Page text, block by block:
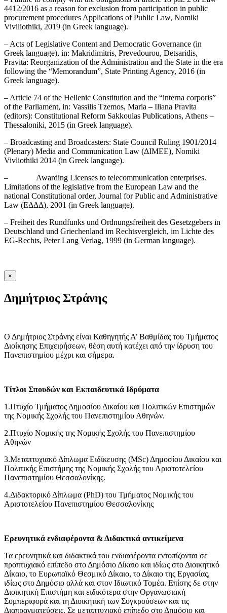
4412/2016 as a reason for exclusion from participation in public
procurement procedures Applications of Public Law, Nomiki
Viviliothiki, 2019 (in Greek language).
– Acts of Legislative Content and Democratic Governance (in
Greek language), in: Makridimitris, Prevedourou, Detsaridis,
Pravita: Reorganization of the Administration and the State in the era
following the “Memorandum”, State Printing Agency, 2016 (in
Greek language).
– Article 74 of the Hellenic Constitution and the “interna corporis”
of the Parliament, in: Vassilis Tzemos, Maria – Iliana Pravita
(editors): Constitutional Reform Sakkoulas Publications, Athens –
Thessaloniki, 2015 (in Greek language).
– Broadcasting and Broadcasters: State Council Ruling 1901/2014
(Plenary) Media and Communication Law (ΔΙΜΕΕ), Nomiki
Vivliothiki 2014 (in Greek language).
– Awarding Licenses to telecommunication enterprises.
Limitations of the legislative from the European Law and the
national Constitutional order, Journal for Public and Administrative
Law (ΕΔΔΔ), 2001 (in Greek language).
– Freiheit des Rundfunks und Ordnungsfreiheit des Gesetzgebers in
Deutschland und Griechenland im Rechtsvergleich, im Lichte des
EG-Rechts, Peter Lang Verlag, 1999 (in German language).
×
Δημήτριος Στράνης
Ο Δημήτριος Στράνης είναι Καθηγητής Α’ Βαθμίδας του Τμήματος
Διοίκησης Επιχειρήσεων, θέση αυτή κατέχει από την ίδρυση του
Πανεπιστημίου μέχρι και σήμερα.
Τίτλοι Σπουδών και Εκπαιδευτικά Ιδρύματα
1.Πτυχίο Τμήματος Δημοσίου Δικαίου και Πολιτικών Επιστημών
της Νομικής Σχολής του Πανεπιστημίου Αθηνών.
2.Πτυχίο Νομικής της Νομικής Σχολής του Πανεπιστημίου
Αθηνών
3.Μεταπτυχιακό Δίπλωμα Ειδίκευσης (MSc) Δημοσίου Δικαίου και
Πολιτικής Επιστήμης της Νομικής Σχολής του Αριστοτελείου
Πανεπιστημίου Θεσσαλονίκης.
4.Διδακτορικό Δίπλωμα (PhD) του Τμήματος Νομικής του
Αριστοτελείου Πανεπιστημίου Θεσσαλονίκης
Ερευνητικά ενδιαφέροντα & Διδακτικά αντικείμενα
Τα ερευνητικά και διδακτικά του ενδιαφέροντα εντοπίζονται σε
προπτυχιακό επίπεδο στο Δημόσιο Δίκαιο και ιδίως στο Διοικητικό
Δίκαιο, το Ευρωπαϊκό Θεσμικό Δίκαιο, το Δίκαιο της Εργασίας,
ιδίως στο Δημόσιο αλλά και στον Ιδιωτικό Τομέα. Επίσης δε στην
Διοικητική Επιστήμη και ειδικότερα στην Οργανωσιακή
Συμπεριφορά και τη Διοικητική των Συγκρούσεων και τις
Διαπραγματεύσεις. Σε μεταπτυχιακό επίπεδο στο Δημόσιο και